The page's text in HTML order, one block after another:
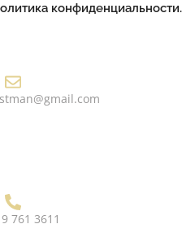
конфиденциальности.
761 3611